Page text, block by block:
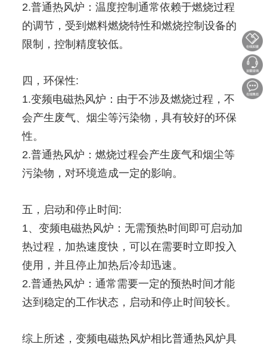
2.普通热风炉：温度控制通常依赖于燃烧过程
的调节，受到燃料燃烧特性和燃烧控制设备的
限制，控制精度较低。
四，环保性:
1.变频电磁热风炉：由于不涉及燃烧过程，不
会产生废气、烟尘等污染物，具有较好的环保
性。
2.普通热风炉：燃烧过程会产生废气和烟尘等
污染物，对环境造成一定的影响。
五，启动和停止时间:
1、变频电磁热风炉：无需预热时间即可启动加
热过程，加热速度快，可以在需要时立即投入
使用，并且停止加热后冷却迅速。
2.普通热风炉：通常需要一定的预热时间才能
达到稳定的工作状态，启动和停止时间较长。
综上所述，变频电磁热风炉相比普通热风炉具